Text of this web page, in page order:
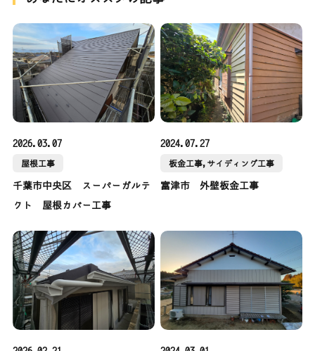
2026.03.07
屋根工事
千葉市中央区 スーパーガルテ
クト 屋根カバー工事
2024.07.27
板金工事,サイディング工事
富津市 外壁板金工事